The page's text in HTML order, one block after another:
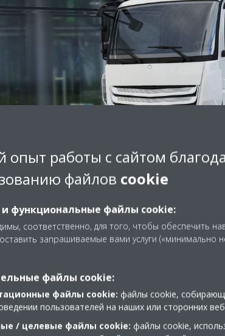
Скачать буклеты
работы с сайтом
файлов cookie
функциональные файлы cookie:
соответственно, для того, чтобы обеспечить
запрашиваемые вами услуги («минимально
файлы cookie:
файлы cookie: файлы cookie,
пользователей на наших или сторонних
/ целевые файлы cookie: файлы cookie,